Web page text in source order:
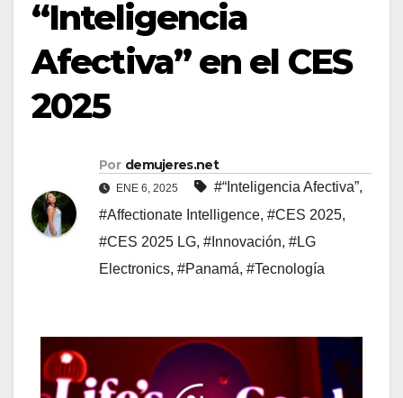
“Inteligencia
Afectiva” en el CES
2025
Por demujeres.net
ENE 6, 2025 #“Inteligencia Afectiva”,
#Affectionate Intelligence, #CES 2025,
#CES 2025 LG, #Innovación, #LG
Electronics, #Panamá, #Tecnología